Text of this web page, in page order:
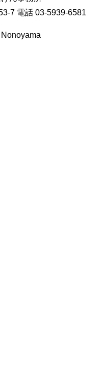
7 電話 03-5939-6581